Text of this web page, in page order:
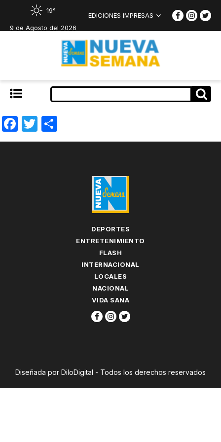
19°
9 de Agosto del 2026
EDICIONES IMPRESAS
Facebook
Twitter
DEPORTES
ENTRETENIMIENTO
FLASH
INTERNACIONAL
LOCALES
NACIONAL
VIDA SANA
Diseñada por DiloDigital - Todos los derechos reservados